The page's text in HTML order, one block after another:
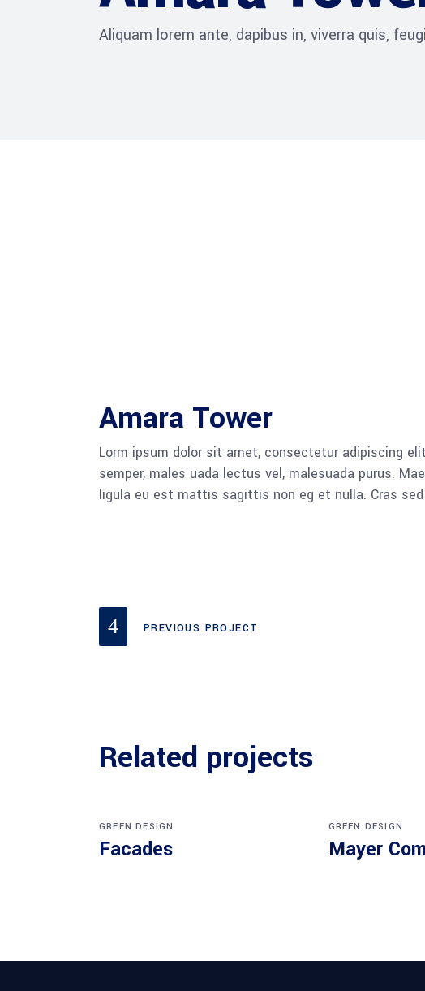
Aliquam lorem ante, dapibus in, viverra quis,
Amara Tower
Lorm ipsum dolor sit amet, consectetur adipiscing
semper, males uada lectus vel, malesuada purus.
ligula eu est mattis sagittis non eg et nulla. Cras sed
PREVIOUS PROJECT
Related projects
GREEN DESIGN
Facades
GREEN DESIGN
Mayer